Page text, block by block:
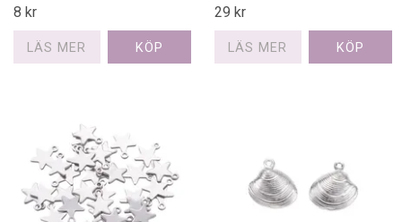
8 kr
LÄS MER
29 kr
LÄS MER